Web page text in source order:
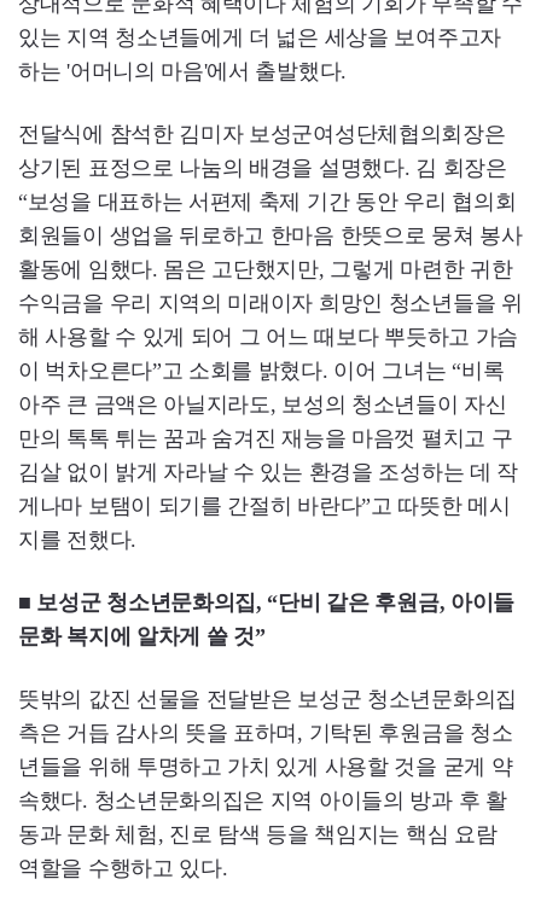
있는 지역 청소년들에게 더 넓은 세상을 보여주고자
하는 '어머니의 마음'에서 출발했다.
전달식에 참석한 김미자 보성군여성단체협의회장은
상기된 표정으로 나눔의 배경을 설명했다. 김 회장은
“보성을 대표하는 서편제 축제 기간 동안 우리 협의회
회원들이 생업을 뒤로하고 한마음 한뜻으로 뭉쳐 봉사
활동에 임했다. 몸은 고단했지만, 그렇게 마련한 귀한
수익금을 우리 지역의 미래이자 희망인 청소년들을 위
해 사용할 수 있게 되어 그 어느 때보다 뿌듯하고 가슴
이 벅차오른다”고 소회를 밝혔다. 이어 그녀는 “비록
아주 큰 금액은 아닐지라도, 보성의 청소년들이 자신
만의 톡톡 튀는 꿈과 숨겨진 재능을 마음껏 펼치고 구
김살 없이 밝게 자라날 수 있는 환경을 조성하는 데 작
게나마 보탬이 되기를 간절히 바란다”고 따뜻한 메시
지를 전했다.
■ 보성군 청소년문화의집, “단비 같은 후원금, 아이들
문화 복지에 알차게 쓸 것”
뜻밖의 값진 선물을 전달받은 보성군 청소년문화의집
측은 거듭 감사의 뜻을 표하며, 기탁된 후원금을 청소
년들을 위해 투명하고 가치 있게 사용할 것을 굳게 약
속했다. 청소년문화의집은 지역 아이들의 방과 후 활
동과 문화 체험, 진로 탐색 등을 책임지는 핵심 요람
역할을 수행하고 있다.